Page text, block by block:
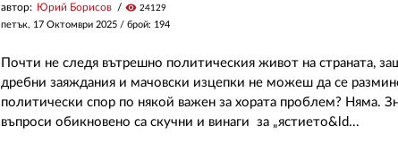
автор: Юрий Борисов visibility 24129
петък, 17 Октомври 2025 / брой: 194
Почти не следя вътрешно политическия живот на страната,
дребни заяждания и мачовски изцепки не можеш да се
политически спор по някой важен за хората проблем? Няма.
въпроси обикновено са скучни и винаги за „ястието&ld...